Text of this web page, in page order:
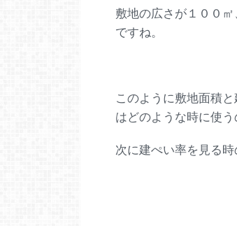
敷地の広さが１００
ですね。
このように敷地面積
はどのような時に使う
次に建ぺい率を見る